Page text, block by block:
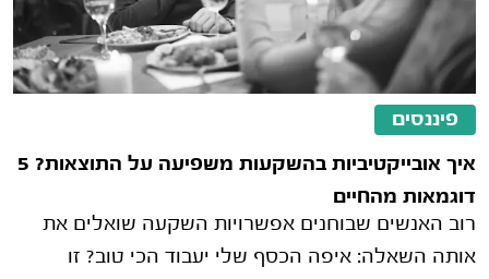
פיננסים
איך אובייקטיביות בהשקעות משפיעה על התוצאות? 5
דוגמאות מהחיים
רוב האנשים שבוחנים אפשרויות השקעה שואלים את
אותה השאלה: איפה הכסף שלי יעבוד הכי טוב? זו